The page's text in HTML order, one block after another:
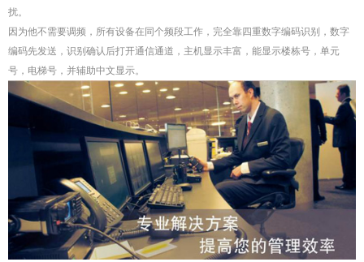
扰。
因为他不需要调频，所有设备在同个频段工作，完全靠四重数字编码识别，数字
编码先发送，识别确认后打开通信通道，主机显示丰富，能显示楼栋号，单元
号，电梯号，并辅助中文显示。